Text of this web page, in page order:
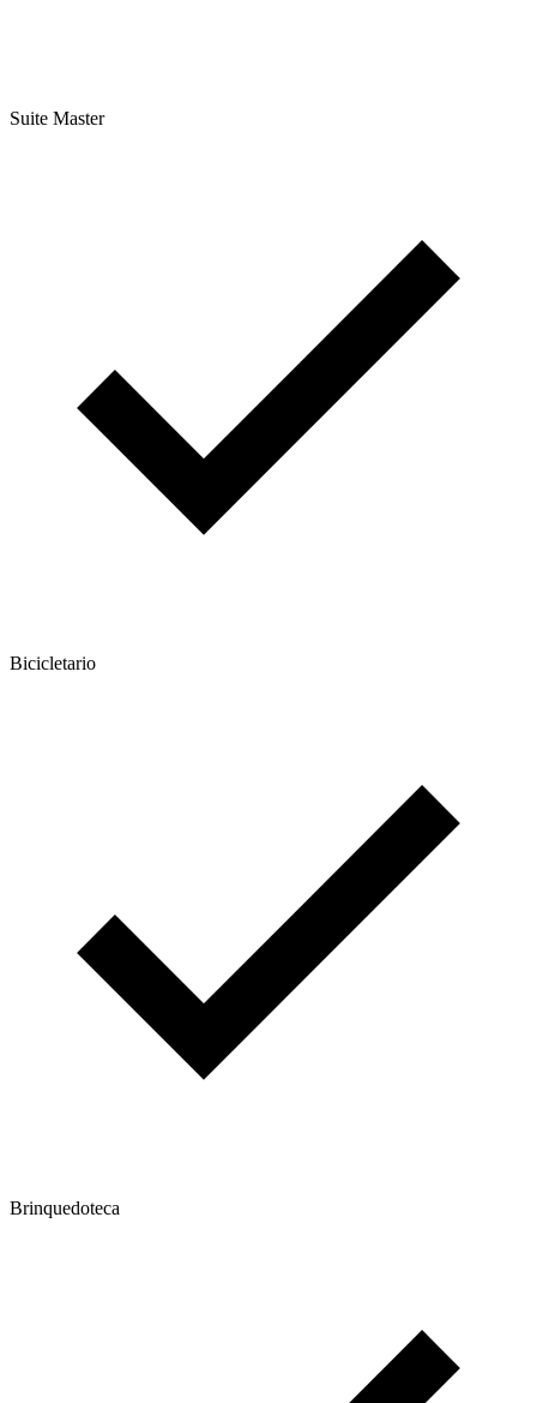
Suite Master
Bicicletario
Brinquedoteca